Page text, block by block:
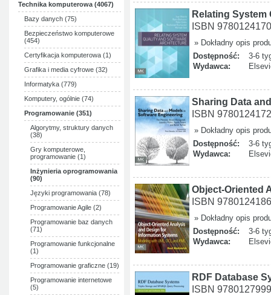
Technika komputerowa (4067)
Bazy danych (75)
Bezpieczeństwo komputerowe
(454)
Certyfikacja komputerowa (1)
Grafika i media cyfrowe (32)
Informatyka (779)
Komputery, ogólnie (74)
Programowanie (351)
Algorytmy, struktury danych
(38)
Gry komputerowe,
programowanie (1)
Inżynieria oprogramowania
(90)
Języki programowania (78)
Programowanie Agile (2)
Programowanie baz danych
(71)
Programowanie funkcjonalne
(1)
Programowanie graficzne (19)
Programowanie internetowe
(5)
Relating System
ISBN
» Dokładny opis
Dostępność:
3-6
Wydawca:
Sharing Data
ISBN
» Dokładny opis
Dostępność:
3-6
Wydawca:
Object-Oriented
ISBN
» Dokładny opis
Dostępność:
3-6
Wydawca:
RDF Database
ISBN